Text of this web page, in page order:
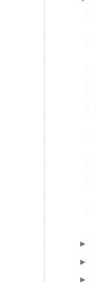
►
►
►